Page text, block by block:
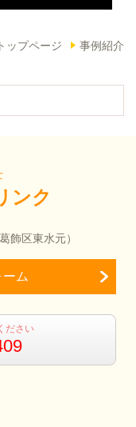
トップページ 事例紹介
ンク
飾区東水元）
ム
ださい